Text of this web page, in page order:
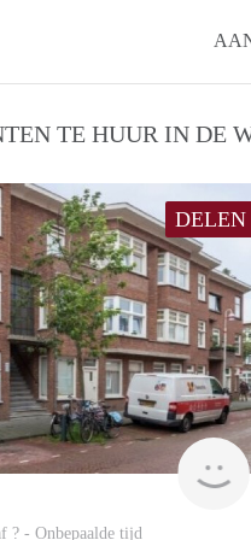
TE HUUR IN DE
DELEN
? - Onbepaalde tijd